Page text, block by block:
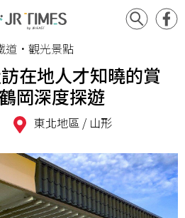
道•觀光景點
在地人才知曉的賞
岡深度探遊
東北地區 / 山形